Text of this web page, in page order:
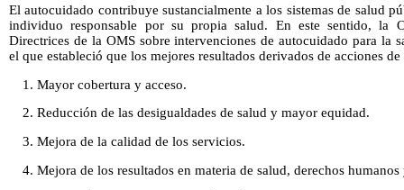
El autocuidado contribuye sustancialmente a los sistemas de salud
individuo responsable por su propia salud. En este sentido, la
Directrices de la OMS sobre intervenciones de autocuidado para la
el que estableció que los mejores resultados derivados de acciones
1. Mayor cobertura y acceso.
2. Reducción de las desigualdades de salud y mayor equidad.
3. Mejora de la calidad de los servicios.
4. Mejora de los resultados en materia de salud, derechos humanos